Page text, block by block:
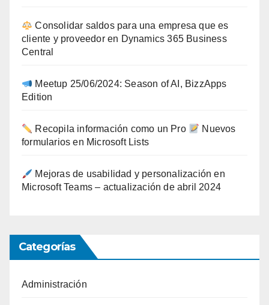
Consolidar saldos para una empresa que es
cliente y proveedor en Dynamics 365 Business
Central
Meetup 25/06/2024: Season of AI, BizzApps
Edition
Recopila información como un Pro
Nuevos
formularios en Microsoft Lists
Mejoras de usabilidad y personalización en
Microsoft Teams – actualización de abril 2024
Categorías
Administración